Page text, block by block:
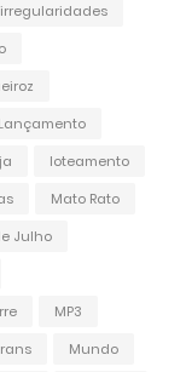
irregularidades
Lançamento
loteamento
Mato Rato
Julho
MP3
Mundo